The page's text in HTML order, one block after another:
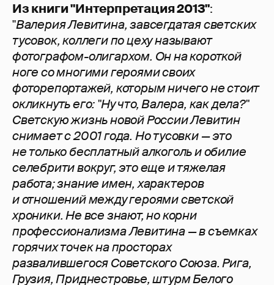
Из книги "Интерпретация 2013":
"Валерия Левитина, завсегдатая светских
тусовок, коллеги по цеху называют
фотографом-олигархом. Он на короткой
ноге со многими героями своих
фоторепортажей, которым ничего не стоит
окликнуть его: "Ну что, Валера, как дела?"
Светскую жизнь новой России Левитин
снимает с 2001 года. Но тусовки — это
не только бесплатный алкоголь и обилие
селебрити вокруг, это еще и тяжелая
работа; знание имен, характеров
и отношений между героями светской
хроники. Не все знают, но корни
профессионализма Левитина — в съемках
горячих точек на просторах
развалившегося Советского Союза. Рига,
Грузия, Приднестровье, штурм Белого